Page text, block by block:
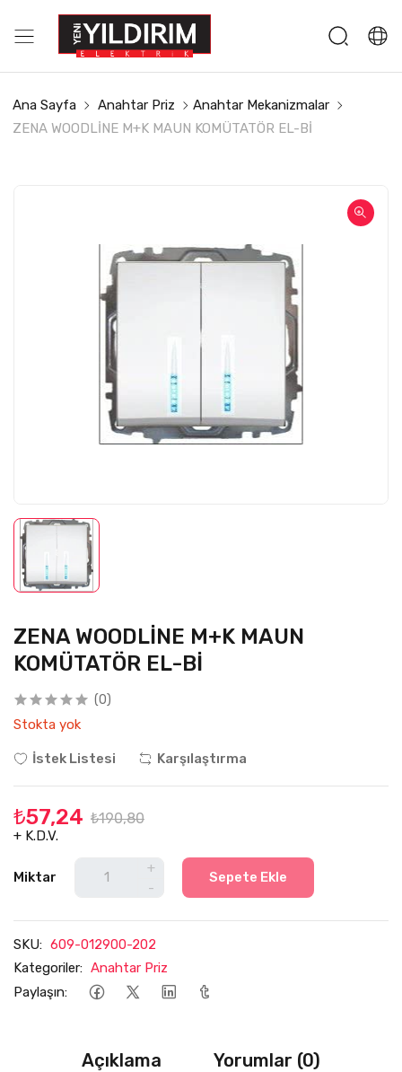
Ana Sayfa Anahtar Priz
Anahtar Mekanizmalar
ZENA WOODLİNE M+K MAUN KOMÜTATÖR EL-Bİ
ZENA WOODLİNE M+K MAUN
KOMÜTATÖR EL-Bİ
(0)
Stokta yok
İstek Listesi Karşılaştırma
₺57,24 ₺190,80
+ K.D.V.
Miktar
+
-
Sepete Ekle
SKU: 609-012900-202
Kategoriler: Anahtar Priz
Paylaşın:
Açıklama Yorumlar (0)